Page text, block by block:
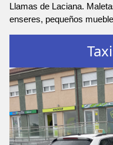
Llamas de Laciana.
enseres, pequeños